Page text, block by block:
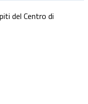
del Centro di